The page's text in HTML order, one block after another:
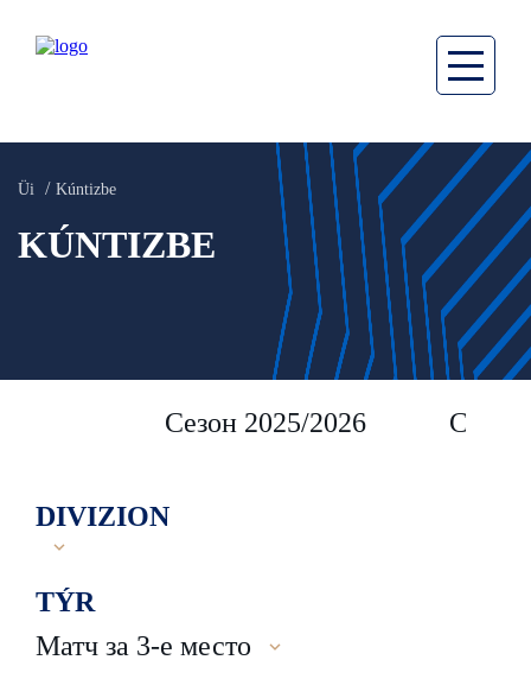
Üi Kúntizbe
KÚNTIZBE
Сезон 2025/2026 Сезон
DIVIZION
TÝR
Матч за 3-е место